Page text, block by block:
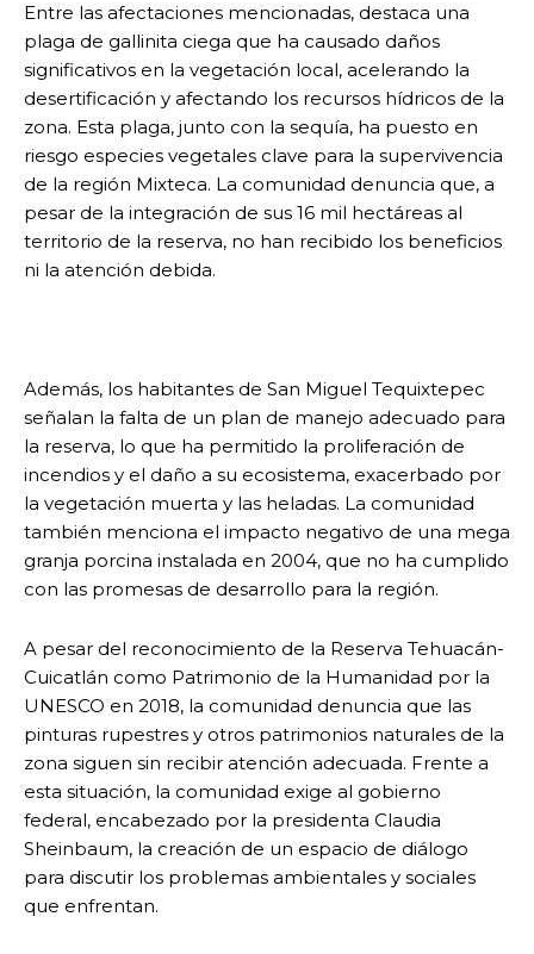
Entre las afectaciones mencionadas, destaca una
plaga de gallinita ciega que ha causado daños
significativos en la vegetación local, acelerando la
desertificación y afectando los recursos hídricos de la
zona. Esta plaga, junto con la sequía, ha puesto en
riesgo especies vegetales clave para la supervivencia
de la región Mixteca. La comunidad denuncia que, a
pesar de la integración de sus 16 mil hectáreas al
territorio de la reserva, no han recibido los beneficios
ni la atención debida.
Además, los habitantes de San Miguel Tequixtepec
señalan la falta de un plan de manejo adecuado para
la reserva, lo que ha permitido la proliferación de
incendios y el daño a su ecosistema, exacerbado por
la vegetación muerta y las heladas. La comunidad
también menciona el impacto negativo de una mega
granja porcina instalada en 2004, que no ha cumplido
con las promesas de desarrollo para la región.
A pesar del reconocimiento de la Reserva Tehuacán-
Cuicatlán como Patrimonio de la Humanidad por la
UNESCO en 2018, la comunidad denuncia que las
pinturas rupestres y otros patrimonios naturales de la
zona siguen sin recibir atención adecuada. Frente a
esta situación, la comunidad exige al gobierno
federal, encabezado por la presidenta Claudia
Sheinbaum, la creación de un espacio de diálogo
para discutir los problemas ambientales y sociales
que enfrentan.